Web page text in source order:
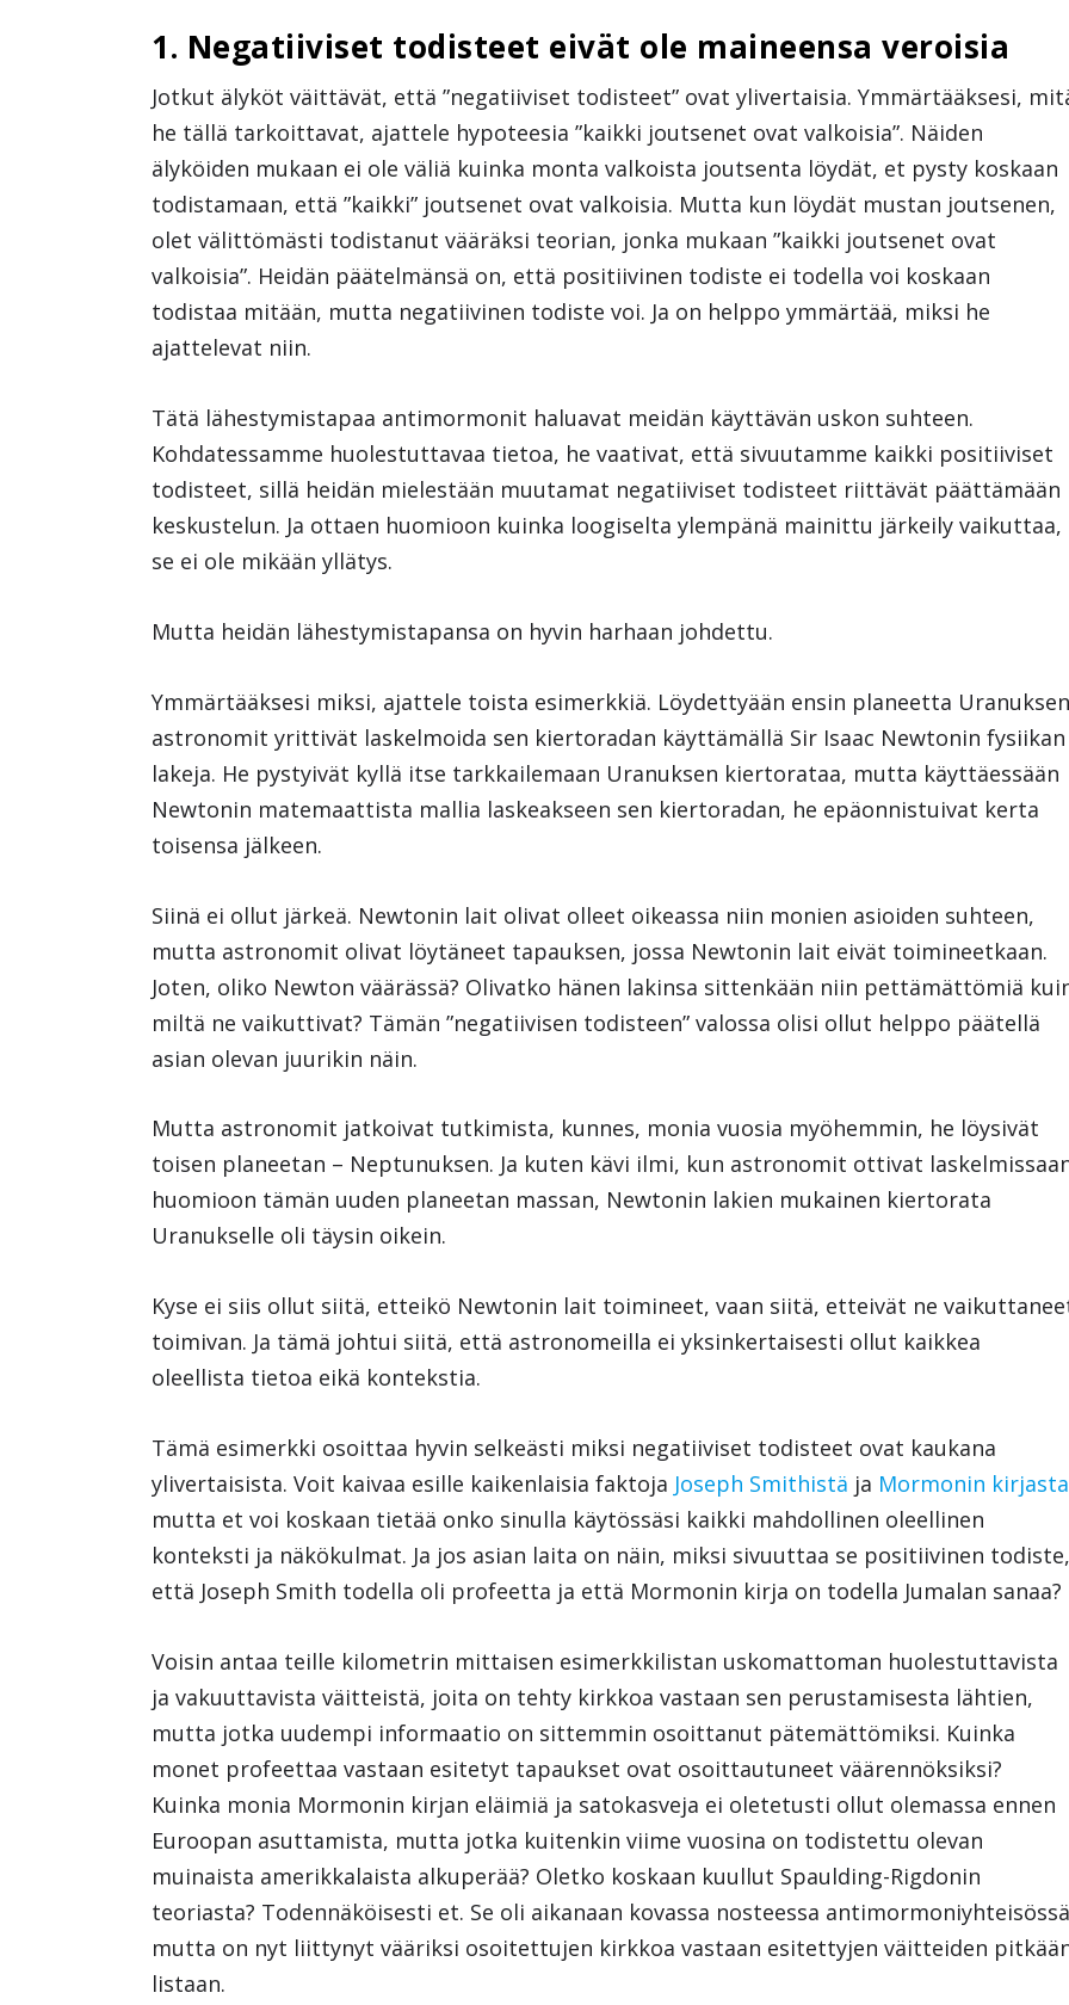
1. Negatiiviset todisteet eivät ole maineensa veroisia
Jotkut älyköt väittävät, että ”negatiiviset todisteet” ovat ylivertaisia. Ymmärtääksesi,
he tällä tarkoittavat, ajattele hypoteesia ”kaikki joutsenet ovat valkoisia”. Näiden
älyköiden mukaan ei ole väliä kuinka monta valkoista joutsenta löydät, et pysty koskaan
todistamaan, että ”kaikki” joutsenet ovat valkoisia. Mutta kun löydät mustan joutsenen,
olet välittömästi todistanut vääräksi teorian, jonka mukaan ”kaikki joutsenet ovat
valkoisia”. Heidän päätelmänsä on, että positiivinen todiste ei todella voi koskaan
todistaa mitään, mutta negatiivinen todiste voi. Ja on helppo ymmärtää, miksi he
ajattelevat niin.
Tätä lähestymistapaa antimormonit haluavat meidän käyttävän uskon suhteen.
Kohdatessamme huolestuttavaa tietoa, he vaativat, että sivuutamme kaikki positiiviset
todisteet, sillä heidän mielestään muutamat negatiiviset todisteet riittävät päättämään
keskustelun. Ja ottaen huomioon kuinka loogiselta ylempänä mainittu järkeily vaikuttaa,
se ei ole mikään yllätys.
Mutta heidän lähestymistapansa on hyvin harhaan johdettu.
Ymmärtääksesi miksi, ajattele toista esimerkkiä. Löydettyään ensin planeetta
astronomit yrittivät laskelmoida sen kiertoradan käyttämällä Sir Isaac Newtonin fysiikan
lakeja. He pystyivät kyllä itse tarkkailemaan Uranuksen kiertorataa, mutta käyttäessään
Newtonin matemaattista mallia laskeakseen sen kiertoradan, he epäonnistuivat kerta
toisensa jälkeen.
Siinä ei ollut järkeä. Newtonin lait olivat olleet oikeassa niin monien asioiden suhteen,
mutta astronomit olivat löytäneet tapauksen, jossa Newtonin lait eivät toimineetkaan.
Joten, oliko Newton väärässä? Olivatko hänen lakinsa sittenkään niin pettämättömiä
miltä ne vaikuttivat? Tämän ”negatiivisen todisteen” valossa olisi ollut helppo päätellä
asian olevan juurikin näin.
Mutta astronomit jatkoivat tutkimista, kunnes, monia vuosia myöhemmin, he löysivät
toisen planeetan – Neptunuksen. Ja kuten kävi ilmi, kun astronomit ottivat
huomioon tämän uuden planeetan massan, Newtonin lakien mukainen kiertorata
Uranukselle oli täysin oikein.
Kyse ei siis ollut siitä, etteikö Newtonin lait toimineet, vaan siitä, etteivät ne
toimivan. Ja tämä johtui siitä, että astronomeilla ei yksinkertaisesti ollut kaikkea
oleellista tietoa eikä kontekstia.
Tämä esimerkki osoittaa hyvin selkeästi miksi negatiiviset todisteet ovat kaukana
ylivertaisista. Voit kaivaa esille kaikenlaisia faktoja Joseph Smithistä ja Mormonin kirjasta
mutta et voi koskaan tietää onko sinulla käytössäsi kaikki mahdollinen oleellinen
konteksti ja näkökulmat. Ja jos asian laita on näin, miksi sivuuttaa se positiivinen
että Joseph Smith todella oli profeetta ja että Mormonin kirja on todella Jumalan sanaa?
Voisin antaa teille kilometrin mittaisen esimerkkilistan uskomattoman huolestuttavista
ja vakuuttavista väitteistä, joita on tehty kirkkoa vastaan sen perustamisesta lähtien,
mutta jotka uudempi informaatio on sittemmin osoittanut pätemättömiksi. Kuinka
monet profeettaa vastaan esitetyt tapaukset ovat osoittautuneet väärennöksiksi?
Kuinka monia Mormonin kirjan eläimiä ja satokasveja ei oletetusti ollut olemassa ennen
Euroopan asuttamista, mutta jotka kuitenkin viime vuosina on todistettu olevan
muinaista amerikkalaista alkuperää? Oletko koskaan kuullut Spaulding-Rigdonin
teoriasta? Todennäköisesti et. Se oli aikanaan kovassa nosteessa
mutta on nyt liittynyt vääriksi osoitettujen kirkkoa vastaan esitettyjen väitteiden
listaan.